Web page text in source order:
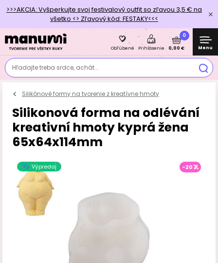
>>>AKCIA: Vyšperkujte svoj festivalový outfit so zľavou 3,5 € na
všetko <> Zľavový kód: FESTAKY<<<
Hľadajte treba srdce, achát...
Obľúbené Prihlásenie
0
0,00 € Menu
Silikónové formy na tvorenie z kreatívne hmoty
Silikonová forma na odlévání
kreativní hmoty kyprá žena
65x64x114mm
Výpredaj -20